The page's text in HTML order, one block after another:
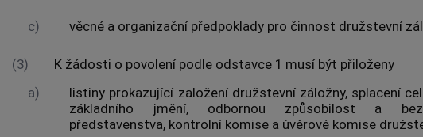
c) věcné a organizační předpoklady pro činnost družstevní
(3)
K žádosti o povolení podle odstavce 1 musí být přiloženy
a)
listiny prokazující založení družstevní záložny, splacení
základního jmění, odbornou způsobilost a
představenstva, kontrolní komise a úvěrové komise